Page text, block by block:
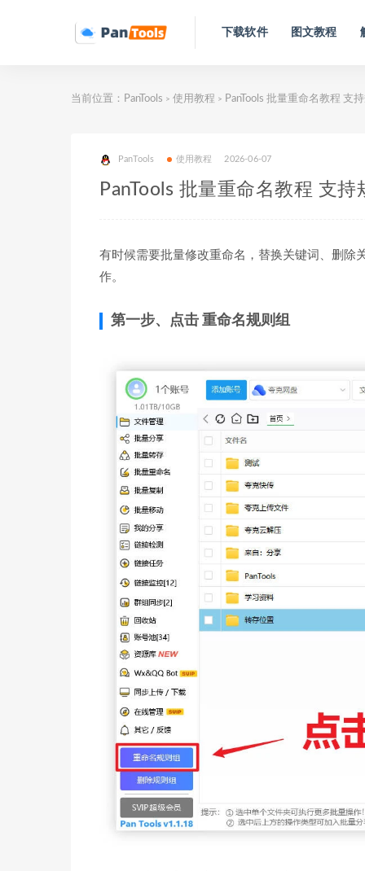
下载软件 图文教程
当前位置： PanTools > 使用教程 > PanTools 批量重命名教程 支
PanTools 使用教程 2026-06-07
PanTools 批量重命名教程 支
有时候需要批量修改重命名，替换关键词、删除
作。
第一步、点击 重命名规则组